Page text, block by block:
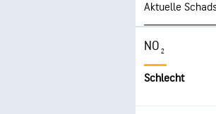
Aktuelle
NO2
Schlecht